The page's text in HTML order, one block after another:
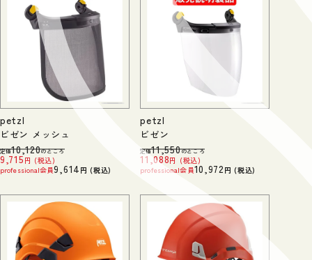
petzl
ビゼン メッシュ
定価10,120のところ
9,715
税込
professional会員9,614 税込
petzl
ビゼン
定価11,550のところ
11,088
税込
professional会員10,972 税込